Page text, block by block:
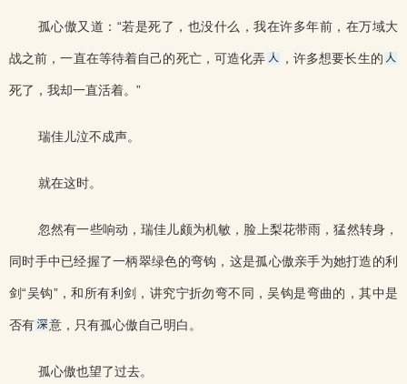
孤心傲又道：“若是死了，也没什么，我在许多年前，在万域大
战之前，一直在等待着自己的死亡，可造化弄 ，许多想要长生的
死了，我却一直活着。”
瑞佳儿泣不成声。
就在这时。
忽然有一些响动，瑞佳儿颇为机敏，脸上梨花带雨，猛然转身，
同时手中已经握了一柄翠绿色的弯钩，这是孤心傲亲手为她打造的利
剑“吴钩”，和所有利剑，讲究宁折勿弯不同，吴钩是弯曲的，其中是
否有 意，只有孤心傲自己明白。
孤心傲也望了过去。